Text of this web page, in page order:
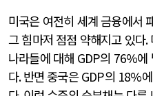
미국은 여전히 세계 금융에서
그 힘마저 점점 약해지고 있다.
나라들에 대해 GDP의 76%에
다.반면 중국은GDP의 18%